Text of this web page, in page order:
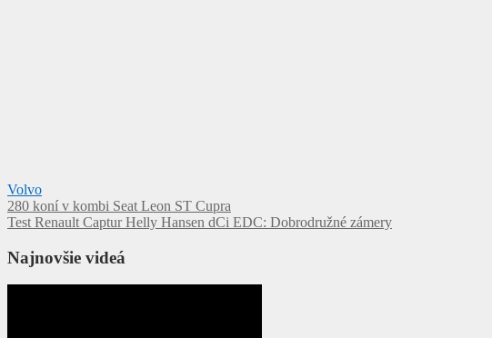
Volvo
Navigácia
v
článku
280 koní v kombi Seat Leon ST Cupra
Test Renault Captur Helly Hansen dCi EDC: Dobrodružné zámery
Najnovšie videá